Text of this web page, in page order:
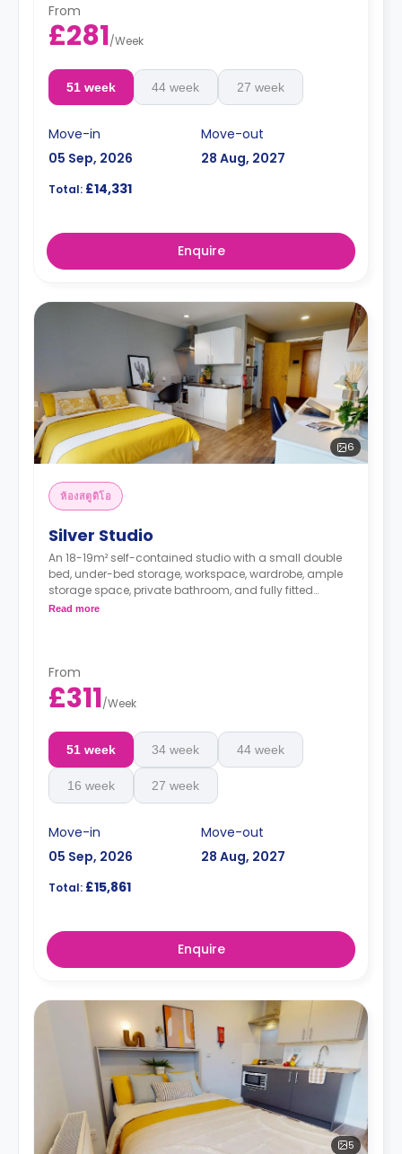
From
£281/Week
51 week 44 week 27 week
Move-in
05 Sep, 2026
Move-out
28 Aug, 2027
Total: £14,331
Enquire
6
ห้องสตูดิโอ
Silver Studio
An 18-19m² self-contained studio with a small double
bed, under-bed storage, workspace, wardrobe, ample
storage space, private bathroom, and fully fitted
kitchenette with microwave/oven, hob, and fridge.
Read more
From
£311/Week
51 week 34 week 44 week
16 week 27 week
Move-in
05 Sep, 2026
Move-out
28 Aug, 2027
Total: £15,861
Enquire
5